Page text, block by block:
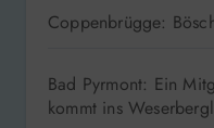
Bad Pyrmont: Ein